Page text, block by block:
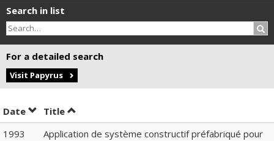
Search in list
For a detailed search
Visit Papyrus
Date Sort by date in descending order
Title Sort by title in descending order
1993
Application de système constructif préfabriqué pour